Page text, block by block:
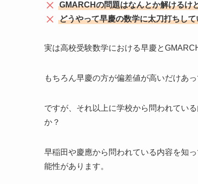
GMARCHの問題はなんとか解けるけ
どうやって早慶の数学に太刀打ちし
実は高校受験数学における早慶と
もちろん早慶の方が偏差値が高いだけあ
ですが、それ以上に学校から問われてい
か？
早稲田や慶應から問われている内容を知
能性があります。